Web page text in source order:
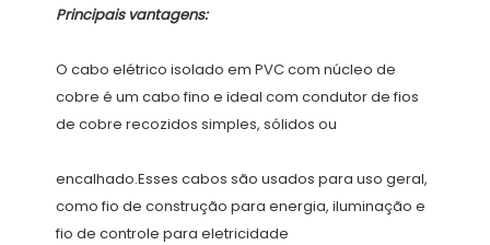
Principais vantagens:
O cabo elétrico isolado em PVC com núcleo de
cobre é um cabo fino e ideal com condutor de fios
encalhado.Esses cabos são usados ​​para uso geral,
como fio de construção para energia, iluminação e